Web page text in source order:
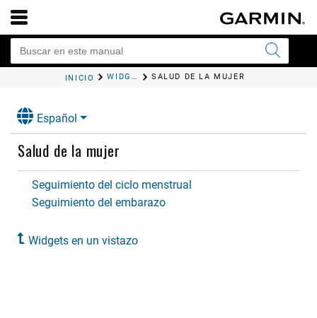
INICIO WIDGETS EN UN VISTAZO SALUD DE LA MUJER
Español
Salud de la mujer
Seguimiento del ciclo menstrual
Seguimiento del embarazo
Widgets en un vistazo